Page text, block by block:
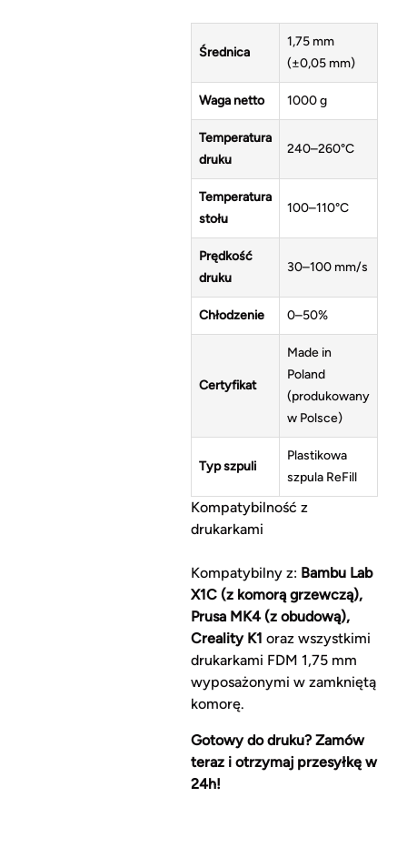
Średnica
1,75 mm
(±0,05 mm)
Waga netto 1000 g
Temperatura
druku
240–260°C
Temperatura
stołu
100–110°C
Prędkość
druku
30–100 mm/s
Chłodzenie 0–50%
Certyfikat
Made in
Poland
(produkowany
w Polsce)
Typ szpuli
Plastikowa
szpula ReFill
Kompatybilność z
drukarkami
Kompatybilny z: Bambu Lab
X1C (z komorą grzewczą),
Prusa MK4 (z obudową),
Creality K1 oraz wszystkimi
drukarkami FDM 1,75 mm
wyposażonymi w zamkniętą
komorę.
Gotowy do druku? Zamów
teraz i otrzymaj przesyłkę w
24h!